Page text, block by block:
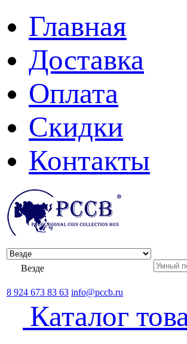
Главная
Доставка
Оплата
Скидки
Контакты
Везде
8 924 673 83 63 info@pccb.ru
Каталог